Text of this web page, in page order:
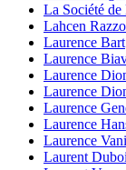
La Société
Lahcen
Laurence Bart
Laurence
Laurence
Laurence
Laurence
Laurence
Laurence
Laurent